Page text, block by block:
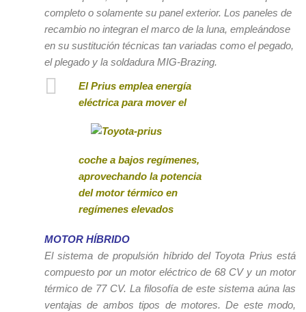
completo o solamente su panel exterior. Los paneles de
recambio no integran el marco de la luna, empleándose
en su sustitución técnicas tan variadas como el pegado,
el plegado y la soldadura MIG-Brazing.
El Prius emplea energía
eléctrica para mover el
coche a bajos regímenes,
aprovechando la potencia
del motor térmico en
regímenes elevados
MOTOR HÍBRIDO
El sistema de propulsión híbrido del Toyota Prius está
compuesto por un motor eléctrico de 68 CV y un motor
térmico de 77 CV. La filosofía de este sistema aúna las
ventajas de ambos tipos de motores. De este modo,